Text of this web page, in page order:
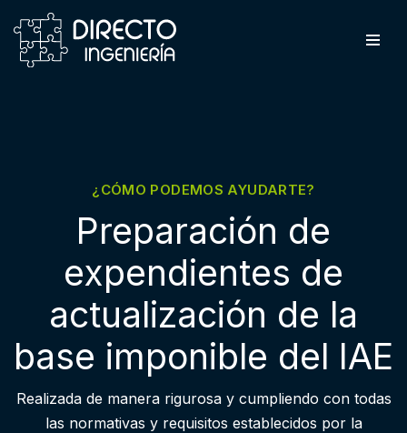
Saltar
¿CÓMO PODEMOS AYUDARTE?
Preparación de
expendientes de
actualización de la
base imponible del IAE
Realizada de manera rigurosa y cumpliendo con todas
las normativas y requisitos establecidos por la